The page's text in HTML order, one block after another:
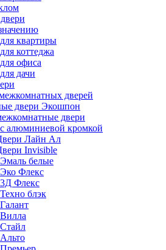
квартиры
коттеджа
офиса
дачи
дверей
двери Экошпон
двери
алюминиевой кромкой
Лайн Ал
Invisible
белые
Флекс
Флекс
блэк